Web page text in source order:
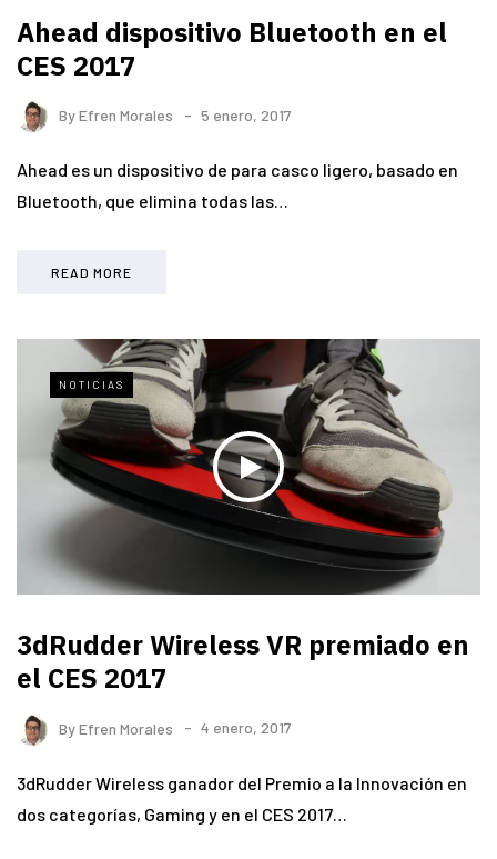
Ahead dispositivo Bluetooth en el
CES 2017
ByEfren Morales 5 enero, 2017
Ahead es un dispositivo de para casco ligero, basado en
Bluetooth, que elimina todas las…
READ MORE
NOTICIAS
3dRudder Wireless VR premiado en
el CES 2017
ByEfren Morales 4 enero, 2017
3dRudder Wireless ganador del Premio a la Innovación en
dos categorías, Gaming y en el CES 2017…